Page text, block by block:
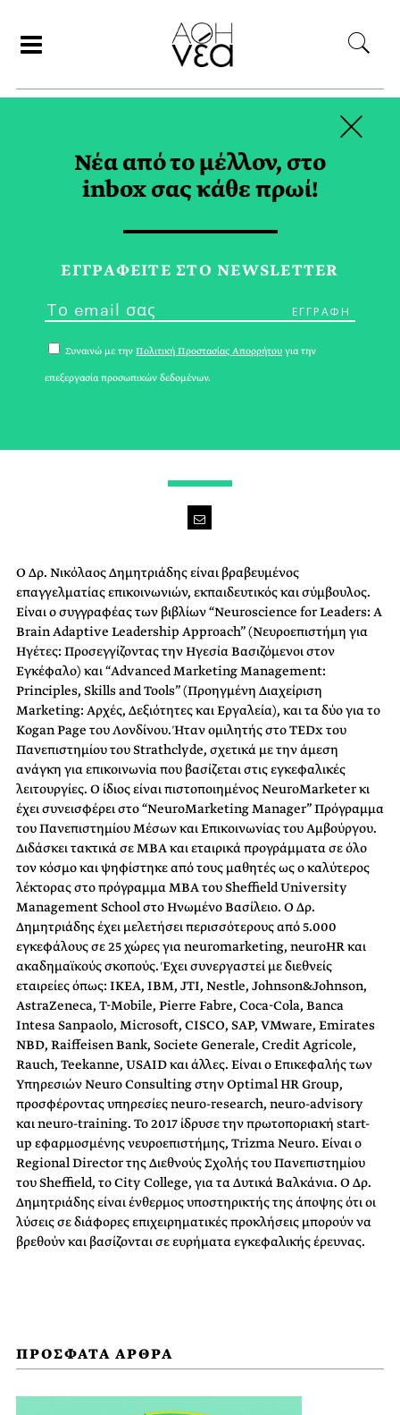
ΝΙΚΟΛΑΟΣ
ΔΗΜΗΤΡΙΑΔΗΣ
Ο Δρ. Νικόλαος Δημητριάδης είναι βραβευμένος
επαγγελματίας επικοινωνιών, εκπαιδευτικός και σύμβουλος.
Είναι ο συγγραφέας των βιβλίων “Neuroscience for Leaders: A
Brain Adaptive Leadership Approach” (Νευροεπιστήμη για
Ηγέτες: Προσεγγίζοντας την Ηγεσία Βασιζόμενοι στον
Εγκέφαλο) και “Advanced Marketing Management:
Principles, Skills and Tools” (Προηγμένη Διαχείριση
Marketing: Αρχές, Δεξιότητες και Εργαλεία), και τα δύο για το
Kogan Page του Λονδίνου. Ήταν ομιλητής στο TEDx του
Πανεπιστημίου του Strathclyde, σχετικά με την άμεση
ανάγκη για επικοινωνία που βασίζεται στις εγκεφαλικές
λειτουργίες. Ο ίδιος είναι πιστοποιημένος NeuroMarketer κι
έχει συνεισφέρει στο “ΝeuroMarketing Manager” Πρόγραμμα
του Πανεπιστημίου Μέσων και Επικοινωνίας του Αμβούργου.
Διδάσκει τακτικά σε MBA και εταιρικά προγράμματα σε όλο
τον κόσμο και ψηφίστηκε από τους μαθητές ως ο καλύτερος
λέκτορας στο πρόγραμμα MBA του Sheffield University
Management School στο Ηνωμένο Βασίλειο. Ο Δρ.
Δημητριάδης έχει μελετήσει περισσότερους από 5.000
εγκεφάλους σε 25 χώρες για neuromarketing, neuroHR και
ακαδημαϊκούς σκοπούς. Έχει συνεργαστεί με διεθνείς
εταιρείες όπως: IKEA, IBM, JTI, Nestle, Johnson&Johnson,
AstraZeneca, T-Mobile, Pierre Fabre, Coca-Cola, Banca
Intesa Sanpaolo, Microsoft, CISCO, SAP, VMware, Emirates
NBD, Raiffeisen Bank, Societe Generale, Credit Agricole,
Rauch, Teekanne, USAID και άλλες. Είναι ο Επικεφαλής των
Υπηρεσιών Neuro Consulting στην Optimal HR Group,
προσφέροντας υπηρεσίες neuro-research, neuro-advisory
και neuro-training. Το 2017 ίδρυσε την πρωτοποριακή start-
up εφαρμοσμένης νευροεπιστήμης, Trizma Neuro. Είναι ο
Regional Director της Διεθνούς Σχολής του Πανεπιστημίου
του Sheffield, το City College, για τα Δυτικά Βαλκάνια. Ο Δρ.
Δημητριάδης είναι ένθερμος υποστηρικτής της άποψης ότι οι
λύσεις σε διάφορες επιχειρηματικές προκλήσεις μπορούν να
βρεθούν και βασίζονται σε ευρήματα εγκεφαλικής έρευνας.
ΠΡΟΣΦΑΤΑ ΑΡΘΡΑ
Νέα από το μέλλον, στο
inbox σας κάθε πρωί!
ΕΓΓPΑΦΕΙΤΕ ΣΤΟ NEWSLETTER
Συναινώ με την Πολιτική Προστασίας Απορρήτου για την
επεξεργασία προσωπικών δεδομένων.
×